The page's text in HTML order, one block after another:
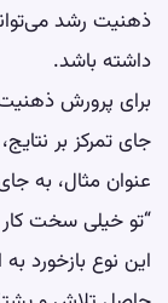
ذهنیت رشد
داشته باشد.
برای پرورش
جای تمرکز بر
عنوان مثال، به
“تو خیلی سخت
این نوع بازخورد